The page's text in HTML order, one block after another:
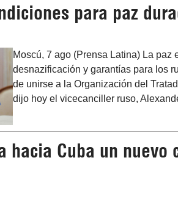
para paz
Moscú, 7 ago (Prensa Latina) La paz
desnazificación y garantías para los
de unirse a la Organización del
dijo hoy el vicecanciller ruso,
hacia Cuba un nuevo